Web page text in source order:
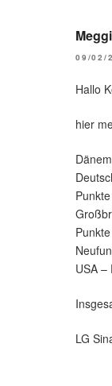
09/02/
Hallo
hier
Punkte
Punkte
USA –
LG